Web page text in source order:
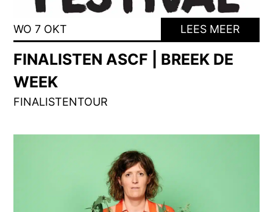
WO 7 OKT LEES MEER
FINALISTEN ASCF | BREEK DE
WEEK
FINALISTENTOUR